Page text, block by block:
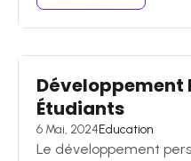
Développement
Étudiants
6 Mai, 2024Education
Le développement